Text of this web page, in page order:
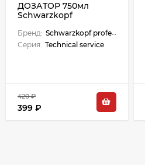
ДОЗАТОР 750мл
Schwarzkopf
professional Technical
service
Бренд: Schwarzkopf professional
Серия: Technical service
420 ₽
399 ₽